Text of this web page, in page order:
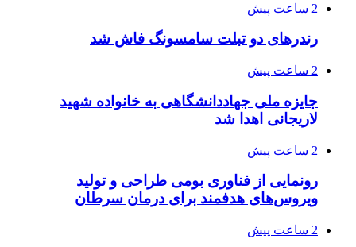
2 ساعت پیش
رندرهای دو تبلت سامسونگ فاش شد
2 ساعت پیش
جایزه ملی جهاددانشگاهی به خانواده شهید
لاریجانی اهدا شد
2 ساعت پیش
رونمایی از فناوری بومی طراحی و تولید
ویروس‌های هدفمند برای درمان سرطان
2 ساعت پیش